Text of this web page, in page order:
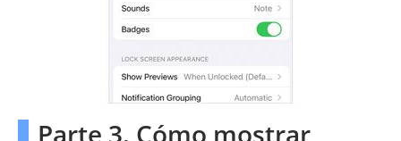
Parte 3. Cómo mostrar